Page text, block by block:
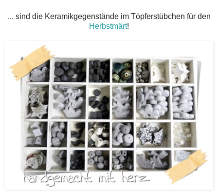
... sind die Keramikgegenstände im Töpferstübchen für den
Herbstmärt!